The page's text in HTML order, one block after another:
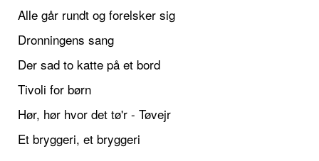
Alle går rundt og forelsker sig
Dronningens sang
Der sad to katte på et bord
Tivoli for børn
Hør, hør hvor det tø'r - Tøvejr
Et bryggeri, et bryggeri